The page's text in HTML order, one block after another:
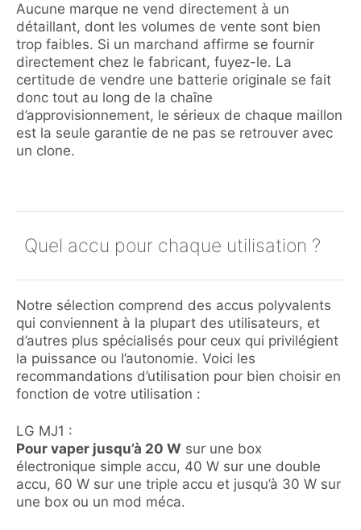
Aucune marque ne vend directement à un
détaillant, dont les volumes de vente sont bien
trop faibles. Si un marchand affirme se fournir
directement chez le fabricant, fuyez-le. La
certitude de vendre une batterie originale se fait
donc tout au long de la chaîne
d’approvisionnement, le sérieux de chaque maillon
est la seule garantie de ne pas se retrouver avec
un clone.
Quel accu pour chaque utilisation ?
Notre sélection comprend des accus polyvalents
qui conviennent à la plupart des utilisateurs, et
d’autres plus spécialisés pour ceux qui privilégient
la puissance ou l’autonomie. Voici les
recommandations d’utilisation pour bien choisir en
fonction de votre utilisation :
LG MJ1 :
Pour vaper jusqu’à 20 W sur une box
électronique simple accu, 40 W sur une double
accu, 60 W sur une triple accu et jusqu’à 30 W sur
une box ou un mod méca.